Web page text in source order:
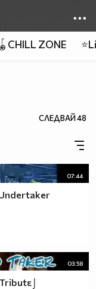
🪀CHILL ZONE
СЛЕДВАЙ48
07:44
03:58